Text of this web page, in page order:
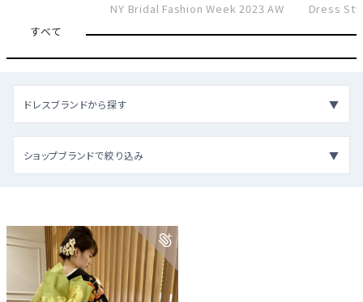
すべて
NY Bridal Fashion Week 2023 AW
Dress
ドレスブランドから探す
ショップブランドで絞り込み